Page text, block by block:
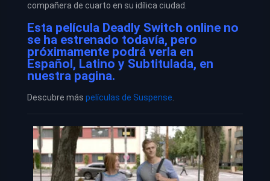
compañera de cuarto en su idílica ciudad.
Esta película Deadly Switch online no
se ha estrenado todavía, pero
próximamente podrá verla en
Español, Latino y Subtitulada, en
nuestra pagina.
Descubre más películas de Suspense